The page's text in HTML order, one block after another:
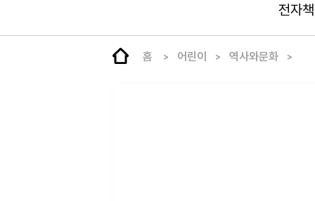
전자책
홈 어린이 역사와문화